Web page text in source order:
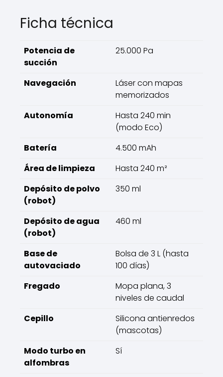
Ficha técnica
Potencia de
succión
25.000 Pa
Navegación
Láser con mapas
memorizados
Autonomía
Hasta 240 min
(modo Eco)
Batería
4.500 mAh
Área de limpieza
Hasta 240 m²
Depósito de polvo
(robot)
350 ml
Depósito de agua
(robot)
460 ml
Base de
autovaciado
Bolsa de 3 L (hasta
100 días)
Fregado
Mopa plana, 3
niveles de caudal
Cepillo
Silicona antienredos
(mascotas)
Modo turbo en
alfombras
Sí